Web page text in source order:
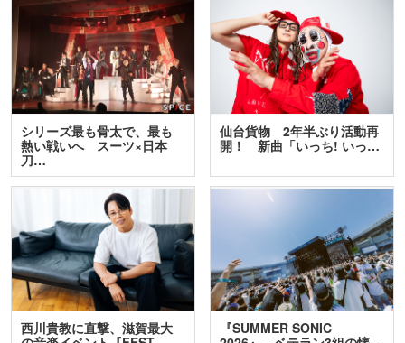
シリーズ最も骨太で、最も
熱い戦いへ スーツ×日本
刀…
仙台貨物 2年半ぶり活動再
開！ 新曲「いっち! いっ…
西川貴教に直撃、滋賀最大
『SUMMER SONIC